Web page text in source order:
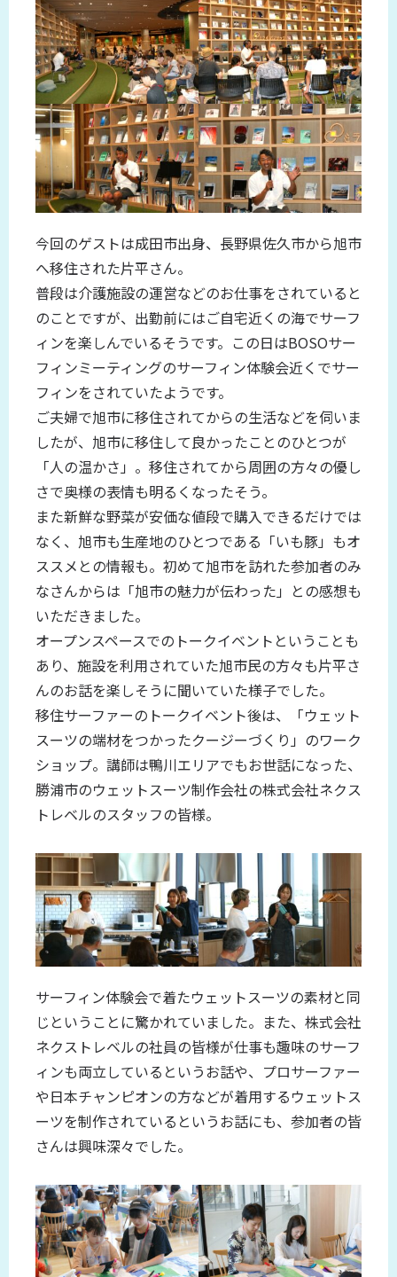
今回のゲストは成田市出身、長野県佐久市から旭市
へ移住された片平さん。
普段は介護施設の運営などのお仕事をされていると
のことですが、出勤前にはご自宅近くの海でサーフ
ィンを楽しんでいるそうです。この日はBOSOサー
フィンミーティングのサーフィン体験会近くでサー
フィンをされていたようです。
ご夫婦で旭市に移住されてからの生活などを伺いま
したが、旭市に移住して良かったことのひとつが
「人の温かさ」。移住されてから周囲の方々の優し
さで奥様の表情も明るくなったそう。
また新鮮な野菜が安価な値段で購入できるだけでは
なく、旭市も生産地のひとつである「いも豚」もオ
ススメとの情報も。初めて旭市を訪れた参加者のみ
なさんからは「旭市の魅力が伝わった」との感想も
いただきました。
オープンスペースでのトークイベントということも
あり、施設を利用されていた旭市民の方々も片平さ
んのお話を楽しそうに聞いていた様子でした。
移住サーファーのトークイベント後は、「ウェット
スーツの端材をつかったクージーづくり」のワーク
ショップ。講師は鴨川エリアでもお世話になった、
勝浦市のウェットスーツ制作会社の株式会社ネクス
トレベルのスタッフの皆様。
サーフィン体験会で着たウェットスーツの素材と同
じということに驚かれていました。また、株式会社
ネクストレベルの社員の皆様が仕事も趣味のサーフ
ィンも両立しているというお話や、プロサーファー
や日本チャンピオンの方などが着用するウェットス
ーツを制作されているというお話にも、参加者の皆
さんは興味深々でした。